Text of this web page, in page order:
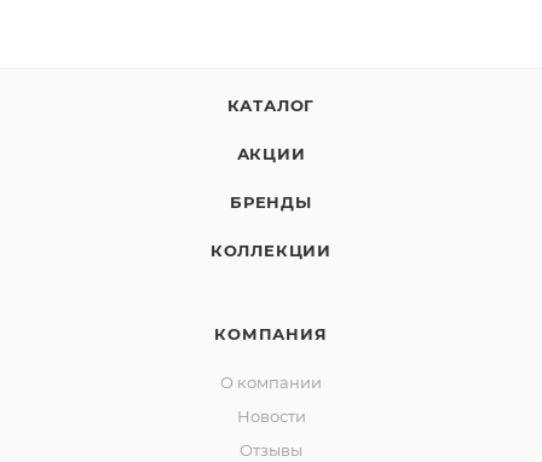
КАТАЛОГ
АКЦИИ
БРЕНДЫ
КОЛЛЕКЦИИ
КОМПАНИЯ
О компании
Новости
Отзывы